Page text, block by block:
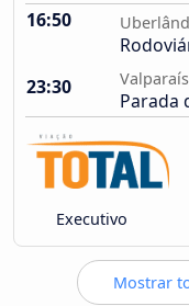
16:50
23:30
Parada
Executivo
Mostrar